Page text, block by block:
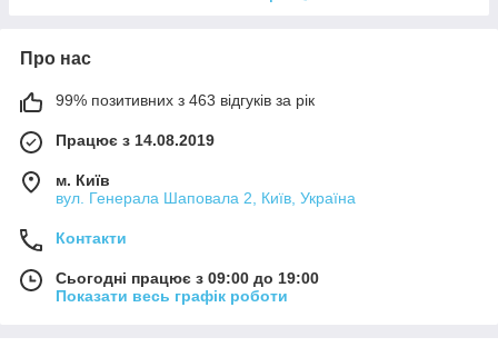
Про нас
99% позитивних з 463 відгуків за рік
Працює з 14.08.2019
м. Київ
вул. Генерала Шаповала 2, Київ, Україна
Контакти
Сьогодні працює з 09:00 до 19:00
Показати весь графік роботи